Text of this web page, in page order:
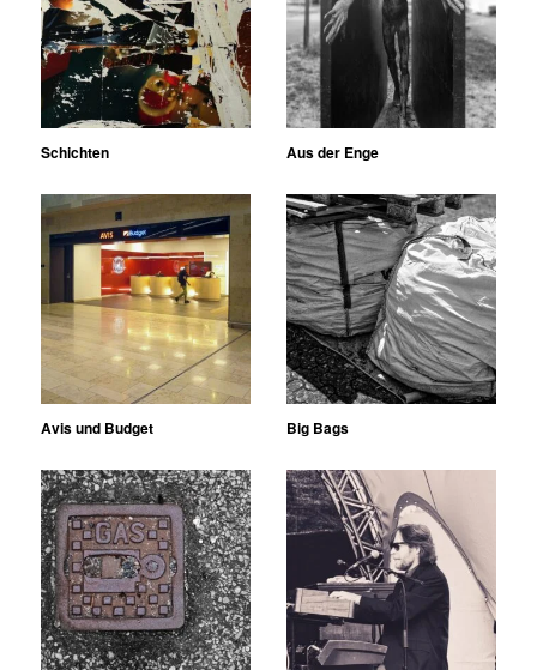
Schichten Aus der Enge
Avis und Budget Big Bags